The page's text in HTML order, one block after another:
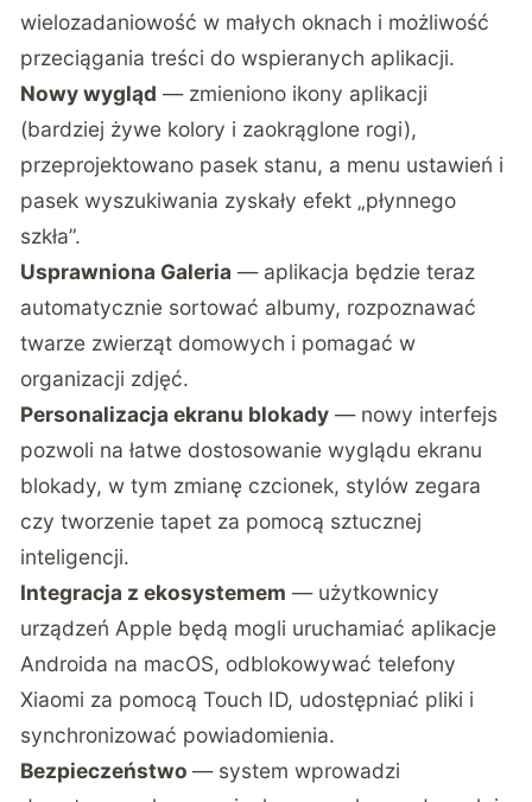
wielozadaniowość w małych oknach i możliwość
przeciągania treści do wspieranych aplikacji.
Nowy wygląd — zmieniono ikony aplikacji
(bardziej żywe kolory i zaokrąglone rogi),
przeprojektowano pasek stanu, a menu ustawień i
pasek wyszukiwania zyskały efekt „płynnego
szkła”.
Usprawniona Galeria — aplikacja będzie teraz
automatycznie sortować albumy, rozpoznawać
twarze zwierząt domowych i pomagać w
organizacji zdjęć.
Personalizacja ekranu blokady — nowy interfejs
pozwoli na łatwe dostosowanie wyglądu ekranu
blokady, w tym zmianę czcionek, stylów zegara
czy tworzenie tapet za pomocą sztucznej
inteligencji.
Integracja z ekosystemem — użytkownicy
urządzeń Apple będą mogli uruchamiać aplikacje
Androida na macOS, odblokowywać telefony
Xiaomi za pomocą Touch ID, udostępniać pliki i
synchronizować powiadomienia.
Bezpieczeństwo— system wprowadzi